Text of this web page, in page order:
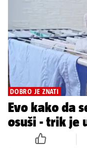
DOBRO JE ZNATI
Evo kako da
osuši - trik je